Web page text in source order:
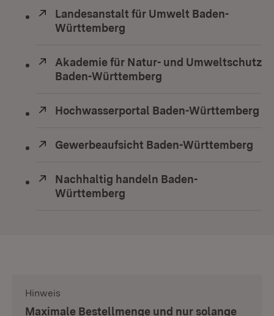
Extern:
Landesanstalt für Umwelt Baden-
Württemberg
Extern:
Akademie für Natur- und Umweltschutz
Baden-Württemberg
Extern:
Hochwasserportal Baden-Württemberg
Extern:
Gewerbeaufsicht Baden-Württemberg
Extern:
Nachhaltig handeln Baden-
Württemberg
Hinweis
Maximale Bestellmenge und nur solange